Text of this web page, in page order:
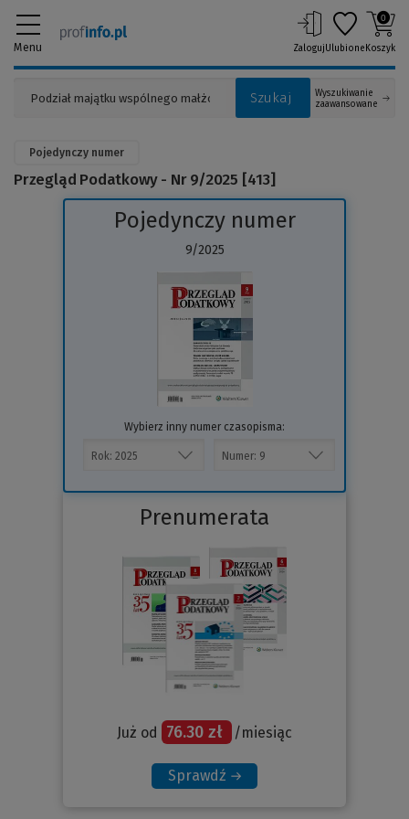
Menu
Szukaj
Wyszukiwanie
zaawansowane
ZalogujUlubione
0
Koszyk
Pojedynczy numer
Przegląd Podatkowy - Nr 9/2025 [413]
Pojedynczy numer
9/2025
do
Wybierz inny numer czasopisma:
Prenumerata
Już od 76.30 zł /miesiąc
Sprawdź